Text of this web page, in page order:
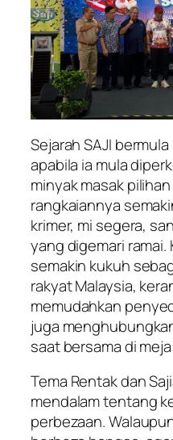
Sejarah SAJI
apabila ia mula
minyak masak
rangkaiannya
krimer, mi segera,
yang digemari ramai.
semakin kukuh
rakyat Malaysia,
memudahkan
juga
saat bersama di
Tema Rentak dan
mendalam tentang
perbezaan.